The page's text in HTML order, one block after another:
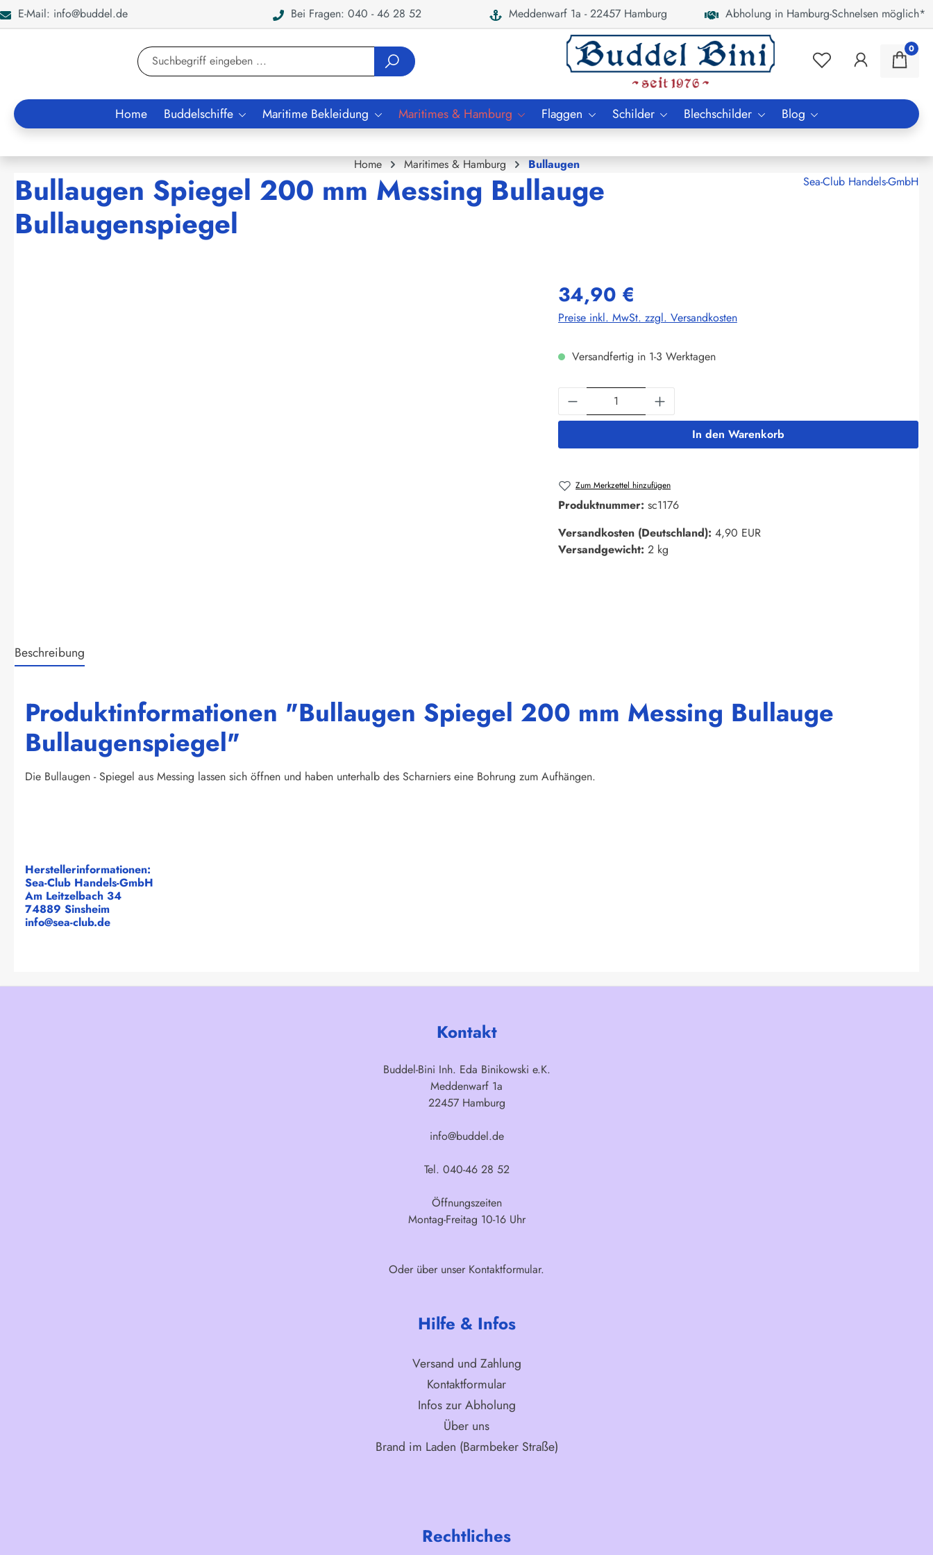
Zur Suche springen
E-Mail: info@buddel.de Bei Fragen: 040 - 46 28 52 Meddenwarf 1a - 22457 Hamburg Abholung in Hamburg-Schnelsen möglich*
0
Home Buddelschiffe Maritime Bekleidung Maritimes & Hamburg Flaggen Schilder Blechschilder Blog
Home Maritimes & Hamburg Bullaugen
Bullaugen Spiegel 200 mm Messing Bullauge
Bullaugenspiegel
Sea-Club Handels-GmbH
34,90 €
Preise inkl. MwSt. zzgl. Versandkosten
Versandfertig in 1-3 Werktagen
Produkt Anzahl: Gib den gewünschten Wert ein
In den Warenkorb
Zum Merkzettel hinzufügen
Produktnummer: sc1176
Versandkosten (Deutschland): 4,90 EUR
Versandgewicht: 2 kg
Beschreibung
Produktinformationen "Bullaugen Spiegel 200 mm Messing Bullauge
Bullaugenspiegel"
Die Bullaugen - Spiegel aus Messing lassen sich öffnen und haben unterhalb des Scharniers eine Bohrung zum Aufhängen.
Herstellerinformationen:
Sea-Club Handels-GmbH
Am Leitzelbach 34
74889 Sinsheim
info@sea-club.de
Kontakt
Buddel-Bini Inh. Eda Binikowski e.K.
Meddenwarf 1a
22457 Hamburg
info@buddel.de
Tel. 040-46 28 52
Öffnungszeiten
Montag-Freitag 10-16 Uhr
Oder über unser Kontaktformular.
Hilfe & Infos
Versand und Zahlung
Kontaktformular
Infos zur Abholung
Über uns
Brand im Laden (Barmbeker Straße)
Rechtliches